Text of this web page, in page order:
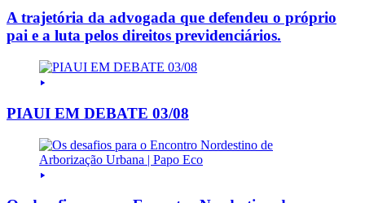
A trajetória da advogada que defendeu o próprio
pai e a luta pelos direitos previdenciários.
PIAUI EM DEBATE 03/08